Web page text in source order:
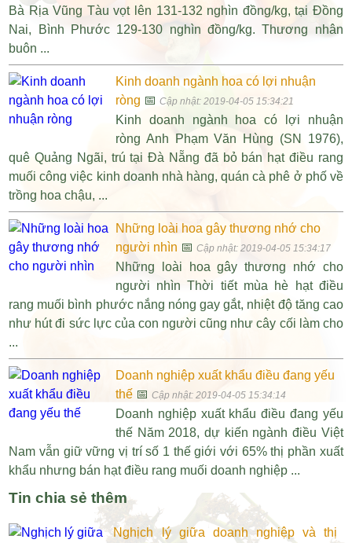
Bà Rịa Vũng Tàu vọt lên 131-132 nghìn đồng/kg, tại Đồng
Nai, Bình Phước 129-130 nghìn đồng/kg. Thương nhân
buôn ...
Kinh doanh ngành hoa có lợi nhuận
ròng 📅 Cập nhật: 2019-04-05 15:34:21
Kinh doanh ngành hoa có lợi nhuận
ròng Anh Phạm Văn Hùng (SN 1976),
quê Quảng Ngãi, trú tại Đà Nẵng đã bỏ bán hạt điều rang
muối công việc kinh doanh nhà hàng, quán cà phê ở phố về
trồng hoa chậu, ...
Những loài hoa gây thương nhớ cho
người nhìn 📅 Cập nhật: 2019-04-05 15:34:17
Những loài hoa gây thương nhớ cho
người nhìn Thời tiết mùa hè hạt điều
rang muối bình phước nắng nóng gay gắt, nhiệt độ tăng cao
như hút đi sức lực của con người cũng như cây cối làm cho
...
Doanh nghiệp xuất khẩu điều đang yếu
thế📅 Cập nhật: 2019-04-05 15:34:14
Doanh nghiệp xuất khẩu điều đang yếu
thế Năm 2018, dự kiến ngành điều Việt
Nam vẫn giữ vững vị trí số 1 thế giới với 65% thị phần xuất
khẩu nhưng bán hạt điều rang muối doanh nghiệp ...
Tin chia sẻ thêm
Nghịch lý giữa doanh nghiệp và thị